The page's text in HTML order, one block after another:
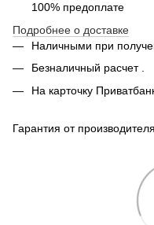
100% предоплате
Подробнее о доставке
Наличными при
Безналичный расчет .
На карточку
Гарантия от